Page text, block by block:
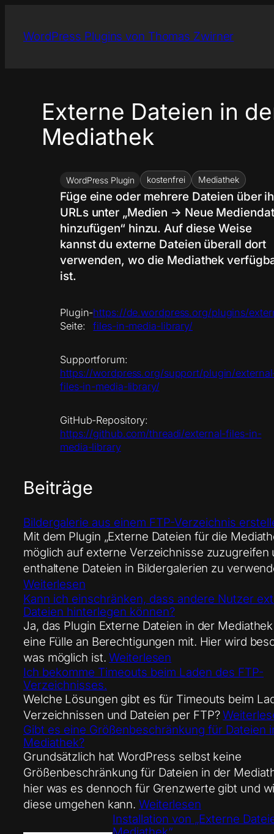
springen
WordPress Plugins von Thomas Zwirner
Externe Dateien in
Mediathek
WordPress Plugin kostenfrei Mediathek
Füge eine oder mehrere Dateien über
URLs unter „Medien → Neue
hinzufügen“ hinzu. Auf diese Weise
kannst du externe Dateien überall dort
verwenden, wo die Mediathek
ist.
Plugin-
Seite:
https://de.wordpress.org/plugins/
files-in-media-library/
Supportforum:
https://wordpress.org/support/plugin/
files-in-media-library/
GitHub-Repository:
https://github.com/threadi/external-files-in-
media-library
Beiträge
Bildergalerie aus einem FTP-Verzeichnis
Mit dem Plugin „Externe Dateien für die
möglich auf externe Verzeichnisse zuzugreifen
enthaltene Dateien in Bildergalerien zu
Weiterlesen
Kann ich einschränken, dass andere Nutzer
Dateien hinterlegen können?
Ja, das Plugin Externe Dateien in der
eine Fülle an Berechtigungen mit. Hier wird
was möglich ist.Weiterlesen
Ich bekomme Timeouts beim Laden des FTP-
Verzeichnisses.
Welche Lösungen gibt es für Timeouts beim
Verzeichnissen und Dateien per FTP?
Gibt es eine Größenbeschränkung für Dateien
Mediathek?
Grundsätzlich hat WordPress selbst keine
Größenbeschränkung für Dateien in der
hier was es dennoch für Grenzwerte gibt und
diese umgehen kann. Weiterlesen
Installation von „Externe